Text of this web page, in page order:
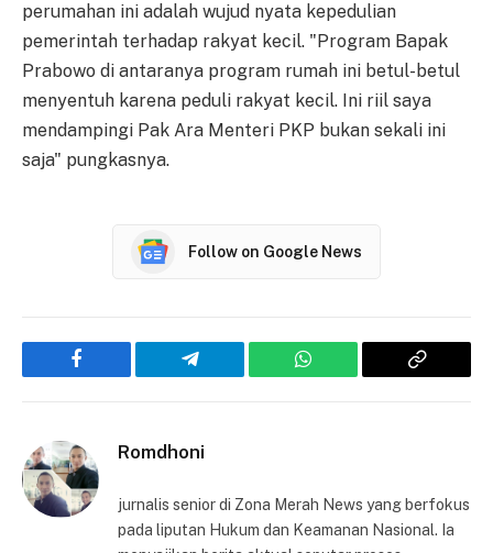
perumahan ini adalah wujud nyata kepedulian
pemerintah terhadap rakyat kecil. "Program Bapak
Prabowo di antaranya program rumah ini betul-betul
menyentuh karena peduli rakyat kecil. Ini riil saya
mendampingi Pak Ara Menteri PKP bukan sekali ini
saja" pungkasnya.
Follow on Google News
Facebook Telegram WhatsApp
Copy
Romdhoni
jurnalis senior di Zona Merah News yang berfokus
pada liputan Hukum dan Keamanan Nasional. Ia